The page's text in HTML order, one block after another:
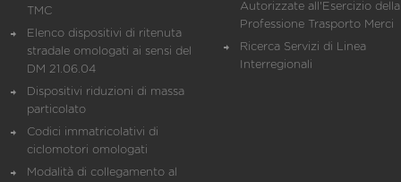
TMC
Elenco dispositivi di ritenuta
stradale omologati ai sensi del
DM 21.06.04
Dispositivi riduzioni di massa
particolato
Codici immatricolativi di
ciclomotori omologati
Modalità di collegamento al
Autorizzate all'Esercizio della
Professione Trasporto Merci
Ricerca Servizi di Linea
Interregionali